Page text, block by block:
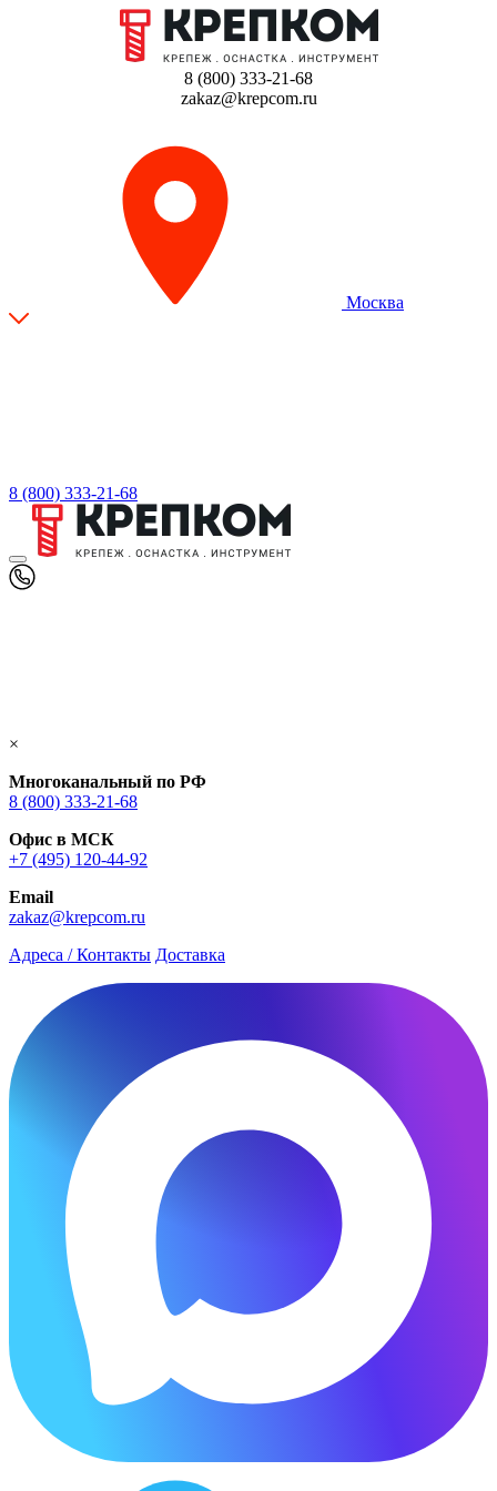
8 (800) 333-21-68
zakaz@krepcom.ru
Москва
8 (800) 333-21-68
×
Многоканальный по РФ
8 (800) 333‑21-68
Офис в МСК
+7 (495) 120-44-92
Email
zakaz@krepcom.ru
Адреса / Контакты Доставка